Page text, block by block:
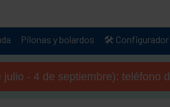
Pilonas y bolardos 🛠️ Configurador
- 4 de septiembre): teléfono